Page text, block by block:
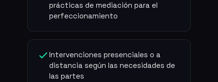
prácticas de mediación para el
perfeccionamiento
Intervenciones presenciales o a
distancia según las necesidades de
las partes